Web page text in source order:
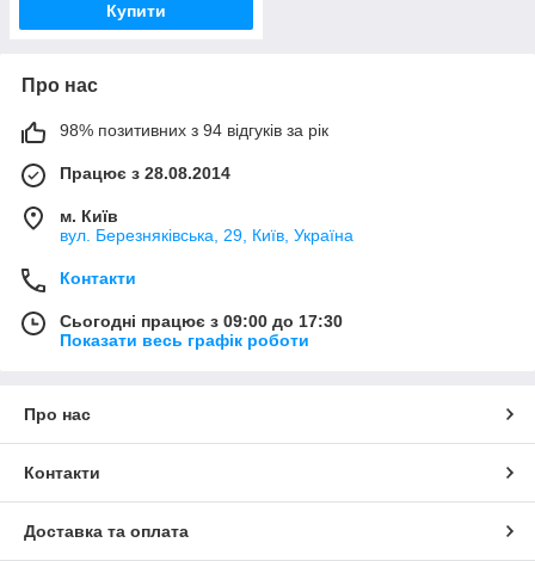
Купити
Про нас
98% позитивних з 94 відгуків за рік
Працює з 28.08.2014
м. Київ
вул. Березняківська, 29, Київ, Україна
Контакти
Сьогодні працює з 09:00 до 17:30
Показати весь графік роботи
Про нас
Контакти
Доставка та оплата